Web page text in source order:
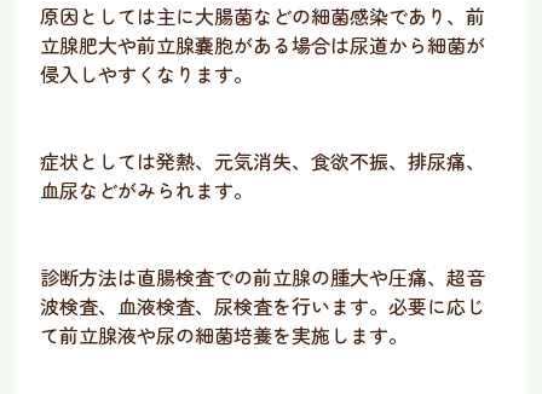
原因としては主に大腸菌などの細菌感染であり、前
立腺肥大や前立腺嚢胞がある場合は尿道から細菌が
侵入しやすくなります。
症状としては発熱、元気消失、食欲不振、排尿痛、
血尿などがみられます。
診断方法は直腸検査での前立腺の腫大や圧痛、超音
波検査、血液検査、尿検査を行います。必要に応じ
て前立腺液や尿の細菌培養を実施します。